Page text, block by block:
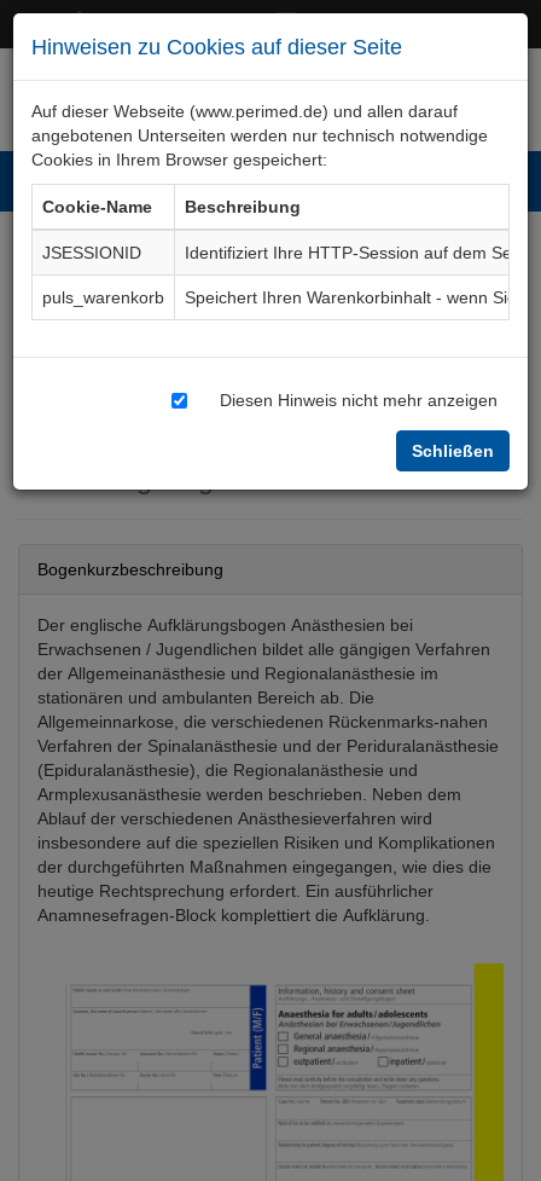
Hinweisen zu Cookies auf dieser Seite
Auf dieser Webseite (www.perimed.de) und allen darauf
angebotenen Unterseiten werden nur technisch notwendige
Cookies in Ihrem Browser gespeichert:
Cookie-Name
Beschreibung
JSESSIONID
Identifiziert Ihre HTTP-Session auf dem Server
puls_warenkorb
Speichert Ihren Warenkorbinhalt - wenn Sie
Diesen Hinweis nicht mehr anzeigen
Schließen
Narkose und/oder
Regionalanästhesie bei
Erwachsenen und
Jugendlichen (englisch)
AnAa008Gb
Bogenkurzbeschreibung
Der englische Aufklärungsbogen Anästhesien bei
Erwachsenen / Jugendlichen bildet alle gängigen Verfahren
der Allgemeinanästhesie und Regionalanästhesie im
stationären und ambulanten Bereich ab. Die
Allgemeinnarkose, die verschiedenen Rückenmarks-nahen
Verfahren der Spinalanästhesie und der Periduralanästhesie
(Epiduralanästhesie), die Regionalanästhesie und
Armplexusanästhesie werden beschrieben. Neben dem
Ablauf der verschiedenen Anästhesieverfahren wird
insbesondere auf die speziellen Risiken und Komplikationen
der durchgeführten Maßnahmen eingegangen, wie dies die
heutige Rechtsprechung erfordert. Ein ausführlicher
Anamnesefragen-Block komplettiert die Aufklärung.